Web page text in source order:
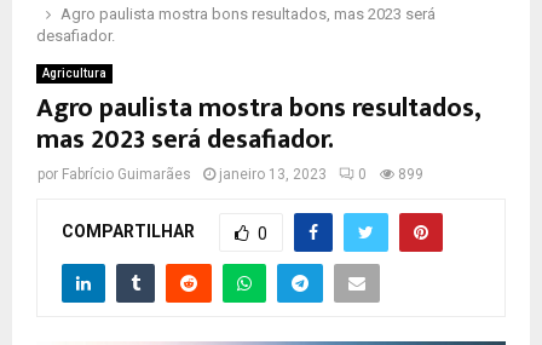
Agro paulista mostra bons resultados, mas 2023 será
desafiador.
Agricultura
Agro paulista mostra bons resultados,
mas 2023 será desafiador.
por Fabrício Guimarães janeiro 13, 2023 0 899
COMPARTILHAR 0